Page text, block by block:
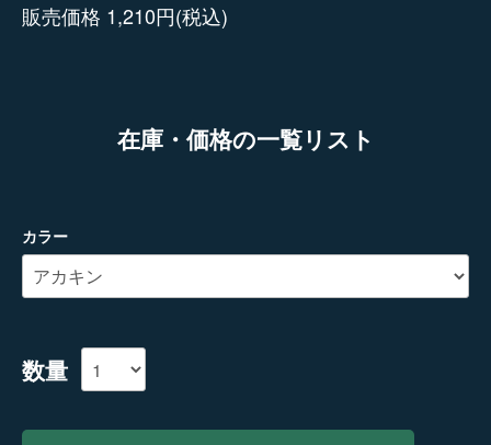
販売価格 1,210円(税込)
在庫・価格の一覧リスト
カラー
数量